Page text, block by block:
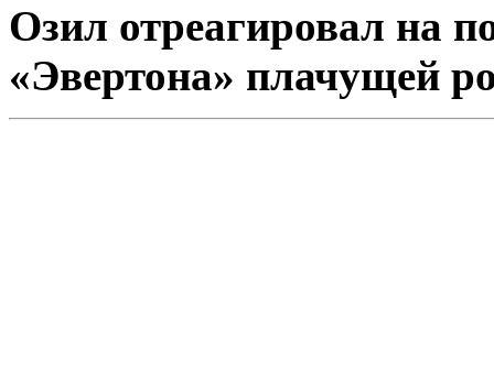
Озил отреагировал на
«Эвертона» плачущей